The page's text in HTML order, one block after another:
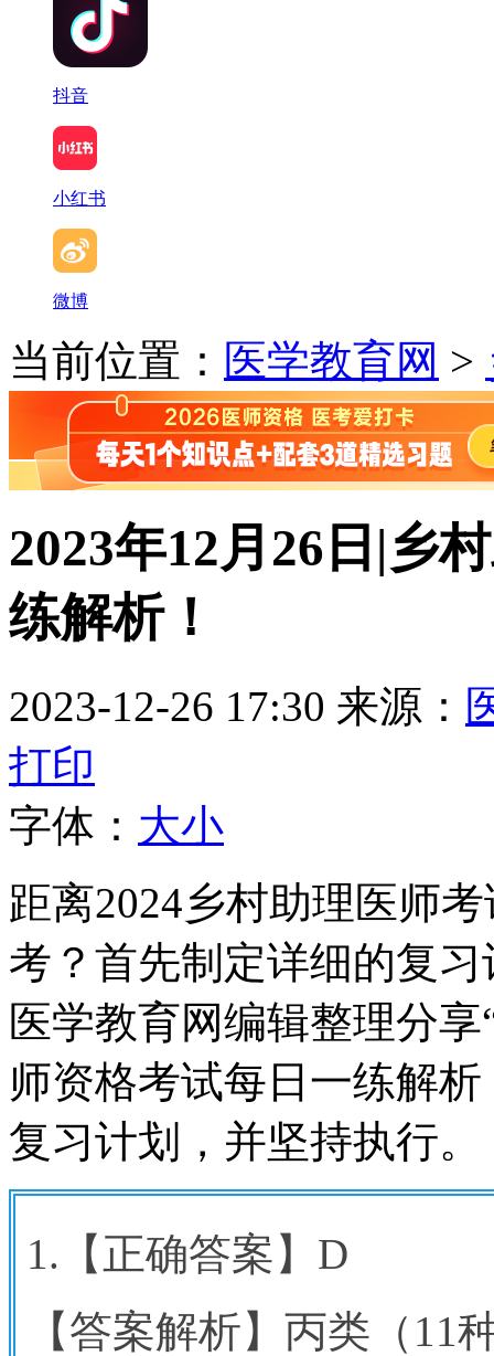
抖音
小红书
微博
当前位置： 医学教育网 >
2023年12月26日|乡
练解析！
2023-12-26 17:30 来源：
打印
字体： 大小
距离2024乡村助理医师
考？首先制定详细的复
医学教育网编辑整理分享
师资格考试每日一练解
复习计划，并坚持执行。
1. 【正确答案】D
【答案解析】丙类（11